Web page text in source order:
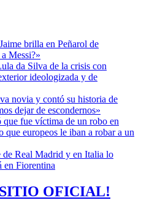
brilla en Peñarol de
Messi?»
da Silva de la crisis con
ideologizada y de
novia y contó su historia de
dejar de escondernos»
fue víctima de un robo en
europeos le iban a robar a un
de Real Madrid y en Italia lo
en Fiorentina
OFICIAL!